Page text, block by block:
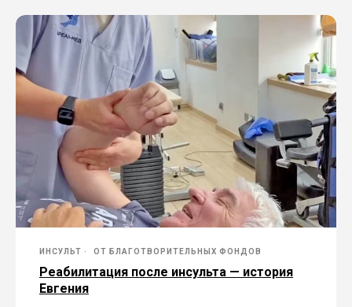
ИНСУЛЬТ ОТ БЛАГОТВОРИТЕЛЬНЫХ ФОНДОВ
Реабилитация после инсульта — история
Евгения